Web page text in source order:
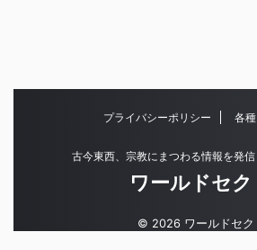
プライバシーポリシー 各
古今東西、宗教にまつわる情報を発信
ワールドセク
© 2026 ワールドセク